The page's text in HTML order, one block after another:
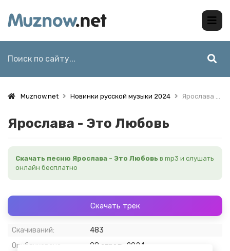
Muznow.net Новинки русской музыки 2024 Ярослава - Это Любовь
Ярослава - Это Любовь
Скачать песню Ярослава - Это Любовь в mp3 и слушать
онлайн бесплатно
Скачать трек
Скачиваний:
483
Опубликовано:
08 апрель 2024